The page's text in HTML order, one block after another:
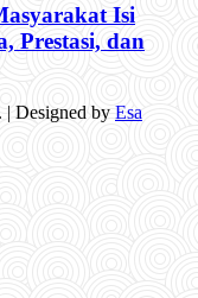
Isi
Prestasi, dan
Designed by Esa